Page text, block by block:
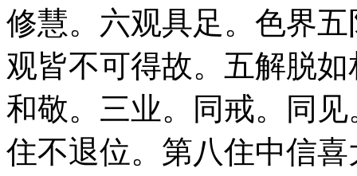
修慧。六观具足。色界
观皆不可得故。五解脱
和敬。三业。同戒。同
住不退位。第八住中信